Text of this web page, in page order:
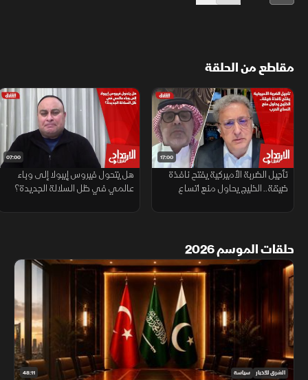
مقاطع من الحلقة
17:00
تأجيل الضربة الأميركية يفتح نافذة
ضيقة.. الخليج يحاول منع اتساع
07:00
هل يتحول فيروس إيبولا إلى وباء
عالمي في ظل السلالة الجديدة؟
حلقات الموسم 2026
48:11 الشرق للأخبار سياسة